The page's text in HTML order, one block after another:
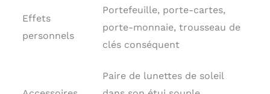
Effets
personnels
Portefeuille, porte-cartes,
porte-monnaie, trousseau de
clés conséquent
Paire de lunettes de soleil